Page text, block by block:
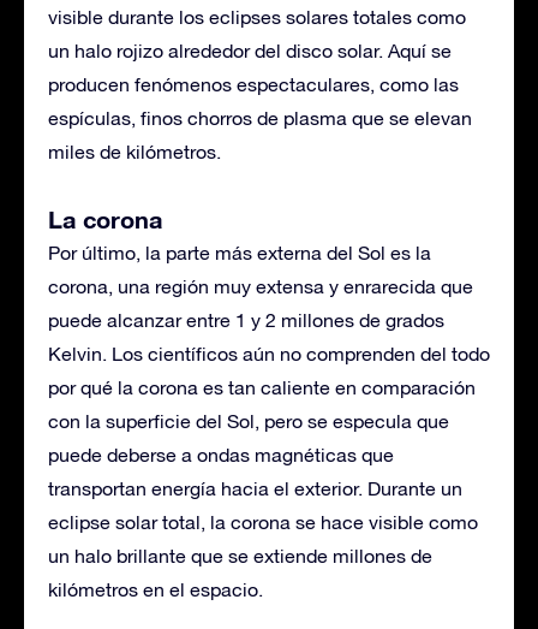
visible durante los eclipses solares totales como
un halo rojizo alrededor del disco solar. Aquí se
producen fenómenos espectaculares, como las
espículas, finos chorros de plasma que se elevan
miles de kilómetros.
La corona
Por último, la parte más externa del Sol es la
corona, una región muy extensa y enrarecida que
puede alcanzar entre 1 y 2 millones de grados
Kelvin. Los científicos aún no comprenden del todo
por qué la corona es tan caliente en comparación
con la superficie del Sol, pero se especula que
puede deberse a ondas magnéticas que
transportan energía hacia el exterior. Durante un
eclipse solar total, la corona se hace visible como
un halo brillante que se extiende millones de
kilómetros en el espacio.